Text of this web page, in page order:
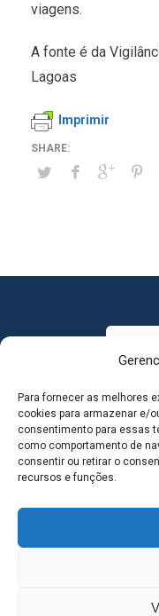
Para fornecer as melhores
cookies para armazenar e/
consentimento para essas
como comportamento de
consentir ou retirar o
recursos e funções.
viagens.
A fonte é da
Lagoas
Imprimir
MAPA DO SITE
SEDE DO